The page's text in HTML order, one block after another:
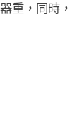
重，同時，